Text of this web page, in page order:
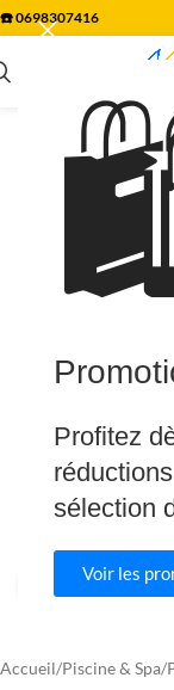
Profitez
sélection
Voir les
☎️0698307416
Agrandir
Accueil/Piscine & Spa/